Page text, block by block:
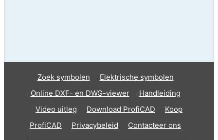
Zoek symbolen
Elektrische symbolen
Online DXF- en DWG-viewer
Handleiding
Video uitleg
Download ProfiCAD
Koop
ProfiCAD
Privacybeleid Contacteer ons